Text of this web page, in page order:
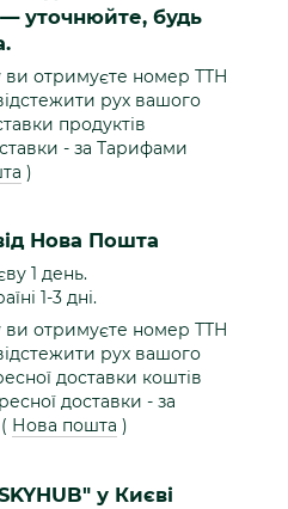
уточнюйте, будь
ви отримуєте номер ТТН
рух вашого
продуктів
- за Тарифами
)
Нова Пошта
1 день.
1-3 дні.
ви отримуєте номер ТТН
рух вашого
доставки коштів
доставки - за
Нова пошта )
у Києві